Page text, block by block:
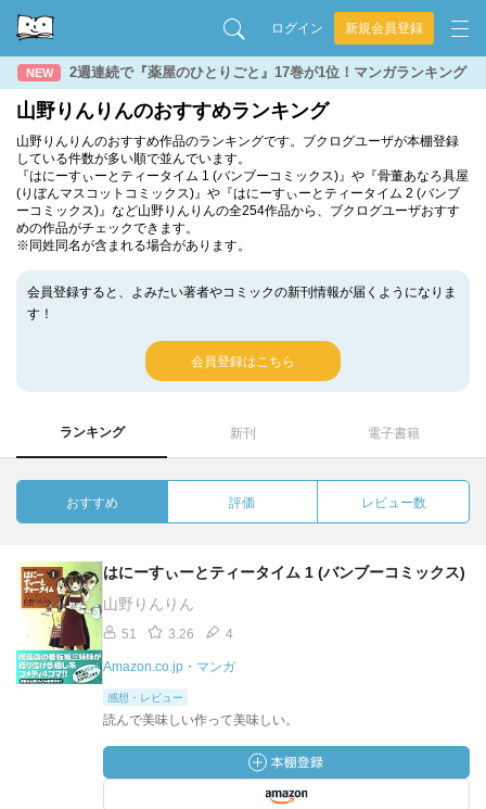
ログイン 新規会員登録
NEW 2週連続で『薬屋のひとりごと』17巻が1位！マンガランキング
山野りんりんのおすすめランキング
山野りんりんのおすすめ作品のランキングです。ブクログユーザが本棚登録
している件数が多い順で並んでいます。
『はにーすぃーとティータイム 1 (バンブーコミックス)』や『骨董あなろ具屋
(りぼんマスコットコミックス)』や『はにーすぃーとティータイム 2 (バンブ
ーコミックス)』など山野りんりんの全254作品から、ブクログユーザおすす
めの作品がチェックできます。
※同姓同名が含まれる場合があります。
会員登録すると、よみたい著者やコミックの新刊情報が届くようになりま
す！
会員登録はこちら
ランキング 新刊 電子書籍
おすすめ 評価 レビュー数
はにーすぃーとティータイム 1 (バンブーコミックス)
山野りんりん
51 3.26 4
Amazon.co.jp・マンガ
感想・レビュー
読んで美味しい作って美味しい。